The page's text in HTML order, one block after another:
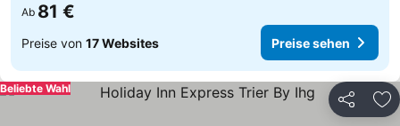
Ab 81 €
Preise von 17 Websites Preise sehen
Teilen
Beliebte Wahl